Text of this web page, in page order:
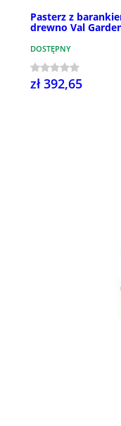
Pasterz z
drewno Val
DOSTĘPNY
zł 392,65